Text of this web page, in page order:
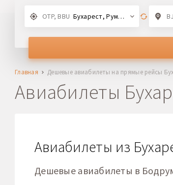
OTP, BBU Бухарест, Румыния
Главная Дешевые авиабилеты на прямые рейсы
Авиабилеты
Авиабилеты из
Дешевые авиабилеты в